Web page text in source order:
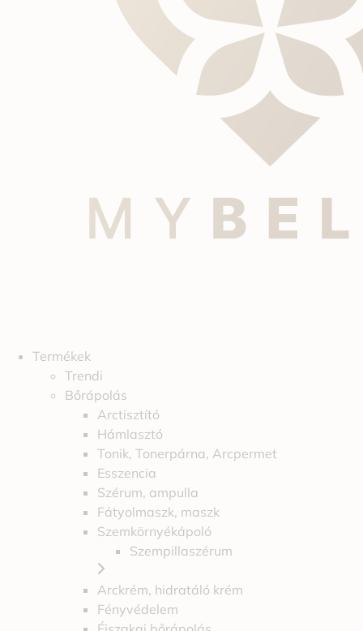
Termékek
Trendi
Bőrápolás
Arctisztító
Hámlasztó
Tonik, Tonerpárna, Arcpermet
Esszencia
Szérum, ampulla
Fátyolmaszk, maszk
Szemkörnyékápoló
Szempillaszérum
Arckrém, hidratáló krém
Fényvédelem